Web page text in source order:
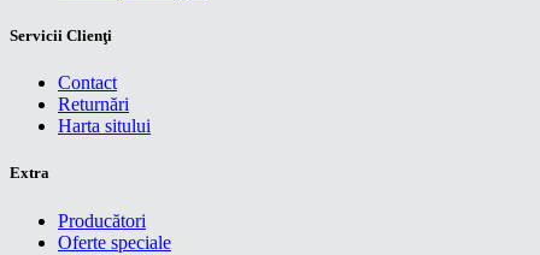
Servicii Clienţi
Contact
Returnări
Harta sitului
Extra
Producători
Oferte speciale